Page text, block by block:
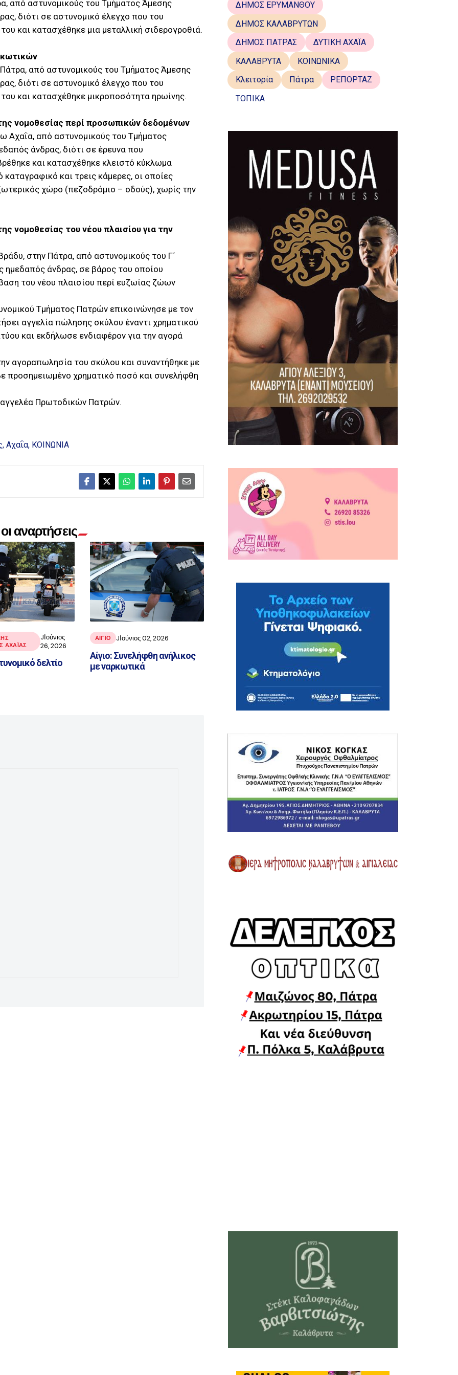
από αστυνομικούς του Τμήματος Άμεσης
διότι σε αστυνομικό έλεγχο που του
και κατασχέθηκε μια μεταλλική σιδερογροθιά.
από αστυνομικούς του Τμήματος Άμεσης
διότι σε αστυνομικό έλεγχο που του
και κατασχέθηκε μικροποσότητα ηρωίνης.
νομοθεσίας περί προσωπικών δεδομένων
Αχαΐα, από αστυνομικούς του Τμήματος
άνδρας, διότι σε έρευνα που
και κατασχέθηκε κλειστό κύκλωμα
και τρεις κάμερες, οι οποίες
χώρο (πεζοδρόμιο – οδούς), χωρίς την
νομοθεσίας του νέου πλαισίου για την
στην Πάτρα, από αστυνομικούς του Γ΄
ημεδαπός άνδρας, σε βάρος του οποίου
του νέου πλαισίου περί ευζωίας ζώων
Τμήματος Πατρών επικοινώνησε με τον
αγγελία πώλησης σκύλου έναντι χρηματικού
και εκδήλωσε ενδιαφέρον για την αγορά
αγοραπωλησία του σκύλου και συναντήθηκε με
προσημειωμένο χρηματικό ποσό και συνελήφθη
Πρωτοδικών Πατρών.
Αχαΐα ΚΟΙΝΩΝΙΑ
αναρτήσεις
ΑΧΑΪ́ΑΣ
JΙούνιος
26, 2026
δελτίο
ΑΙΓΙΟ JΙούνιος 02, 2026
Αίγιο: Συνελήφθη ανήλικος
με ναρκωτικά
ΔΗΜΟΣ ΕΡΥΜΑΝΘΟΥ
ΔΗΜΟΣ ΚΑΛΑΒΡΥΤΩΝ
ΔΗΜΟΣ ΠΑΤΡΑΣ
ΔΥΤΙΚΗ ΑΧΑΪΑ
ΚΑΛΑΒΡΥΤΑ
ΚΟΙΝΩΝΙΚΑ
Κλειτορία
Πάτρα
ΡΕΠΟΡΤΑΖ
ΤΟΠΙΚΑ